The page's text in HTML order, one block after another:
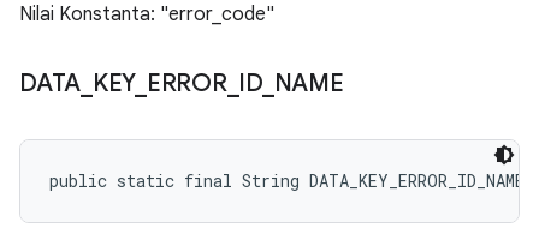
Nilai Konstanta: "error_code"
DATA KEY_ ERROR_ ID_ NAME
public static final String DATA_KEY_ERROR_ID_NAME